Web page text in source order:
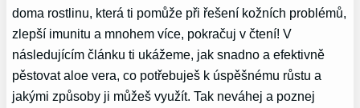
doma rostlinu, která ti pomůže při řešení kožních problémů,
zlepší imunitu a mnohem více, pokračuj v čtení! V
následujícím článku ti ukážeme, jak snadno a efektivně
pěstovat aloe vera, co potřebuješ k úspěšnému růstu a
jakými způsoby ji můžeš využít. Tak neváhej a poznej